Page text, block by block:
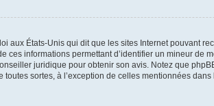
aux États-Unis qui dit que les sites Internet pouvant
informations permettant d’identifier un mineur de
juridique pour obtenir son avis. Notez que
sortes, à l’exception de celles mentionnées